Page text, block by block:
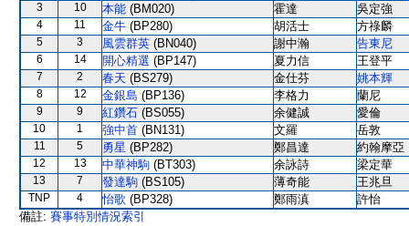
3 10 本能 (BM020) 霍達 吳定強
4 11 金牛 (BP280) 胡活士 方祿麟
5 3 風雲群英 (BN040) 謝中瀚 告東尼
6 14 開心精選 (BP147) 夏力信 王登平
7 2 春天 (BS279) 金仕芬 姚本輝
8 12 金銀島 (BP136) 李格力 蘭尼
9 9 紅鑽石 (BS055) 余健誠 愛倫
10 1 強中首 (BN131) 文羅 岳敦
11 5 勇星 (BP282) 鄭昌達 約翰摩亞
12 13 中華神駒 (BT303) 余詠詩 梁定華
13 7 發達駒 (BS105) 薄奇能 王兆旦
TNP 4 怡歌 (BP328) 鄭雨滇
許怡
備註: 賽事特別情況索引